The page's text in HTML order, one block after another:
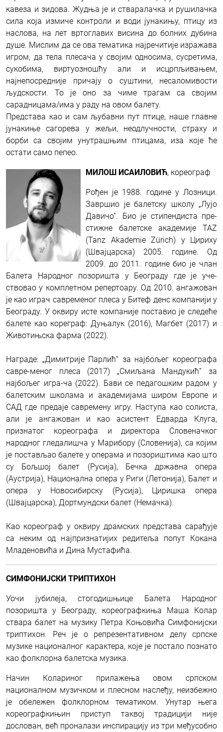
кавеза и зидова. Жудња је и стваралачка и рушилачка
сила која измиче контроли и води јунакињу, птицу из
наслова, на лет вртоглавих висина до болних дубина
душе. Мислим да се ова тематика најречитије изражава
игром, да тела плесача у својим односима, сусретима,
сукобима, виртуозношћу али и исцрпљивањем,
најнепосредније причају о суштини, несаломивости
људскости. То је оно за чиме трагам са својим
сарадницама/има у раду на овом балету.
Представа као и сам љубавни пут птице, наше главне
јунакиње сагорева у жељи, неодлучности, страху и
борби са својим унутрашњим птицама, иза које ће
остати само пепео.
МИЛОШ ИСАИЛОВИЋ, кореограф
Рођен је 1988. годи­не у Лозни­ци.
Завршио је балет­ску шко­лу „Лујо
Дави­чо“. Био је сти­пен­ди­ста пре­
сти­жне балет­ске ака­де­ми­је TAZ
(Tanz Aka­de­mie Zürich) у Цири­ху
(Швај­цар­ска) 2005. године. Од
2009. до 2011. годи­не био је члан
Балета Народ­ног позо­ри­шта у Бео­гра­ду где је уче­
ствовао у ком­плет­ном репер­то­а­ру. Од 2010. ангажован
је као играч савре­ме­ног пле­са у Битеф денс ком­па­ни­ји у
Бео­гра­ду. У оквиру исте компаније поставио је следеће
балете као кореграф: Дуња­лук (2016), Маг­бет (2017) и
Живо­тињ­ска фар­ма (2022).
Награде: „Димитрије Парлић“ за најбољег кореографа
савре-меног плеса (2017) „Смиљана Мандукић” за
најбољег игра-ча (2022). Бави се педагошким радом у
балетским школама и академијама широм Европе и
САД где предаје савремену игру. Наступа као солиста,
али је ангажован и као асистент Едварда Клуга,
признатог кореографа и директора Словеначког
народног гледалишча у Марибору (Словенија), са којим
је постављао балете у операма и позориштима као што
су Бољшој балет (Русија), Бечка државна опера
(Аустрија), Национална опера у Риги (Летонија), Балет и
опера у Новосибирску (Русија), Циришка опера
(Швајцарска), Дортмундски балет (Немачка).
Као кореограф у оквиру драмских представа сарађује
са неким од најпризнатијих редитеља попут Кокана
Младеновића и Дина Мустафића.
СИМФОНИЈСКИ ТРИПТИХОН
Уочи јубилеја, стогодишњице Балета Народног
позоришта у Београду, кореографкиња Маша Колар
ствара балет на музику Петра Коњовића Симфонијски
триптихон. Реч је о репрезентативном делу српске
музике националног карактера, које је постало познато
као фолклорна балетска музика.
Начин Колариног прилажења овом српском
националном музичком и плесном наслеђу, неизбежно
је обележен фолклорном тематиком. Унутар њега
кореографкињин приступ таквој традицији није
дослован, већ проналази инспирацију из три међусобно